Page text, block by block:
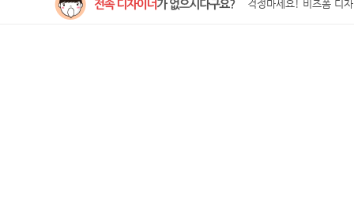
걱정마세요! 비즈폼 디